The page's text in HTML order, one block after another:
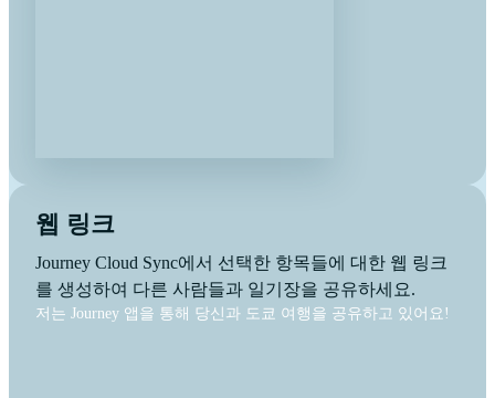
웹 링크
Journey Cloud Sync에서 선택한 항목들에 대한 웹 링크
를 생성하여 다른 사람들과 일기장을 공유하세요.
저는 Journey 앱을 통해 당신과 도쿄 여행을 공유하고 있어요!